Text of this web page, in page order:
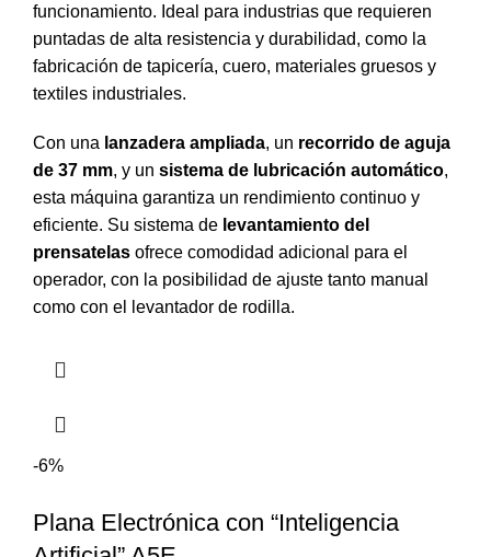
funcionamiento. Ideal para industrias que requieren
puntadas de alta resistencia y durabilidad, como la
fabricación de tapicería, cuero, materiales gruesos y
textiles industriales.
Con una lanzadera ampliada, un recorrido de aguja
de 37 mm, y un sistema de lubricación automático,
esta máquina garantiza un rendimiento continuo y
eficiente. Su sistema de levantamiento del
prensatelas ofrece comodidad adicional para el
operador, con la posibilidad de ajuste tanto manual
como con el levantador de rodilla.
-6%
Plana Electrónica con “Inteligencia